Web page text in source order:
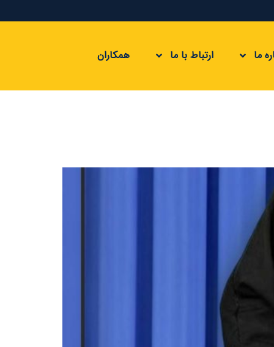
ما ارتباط با ما همکاران